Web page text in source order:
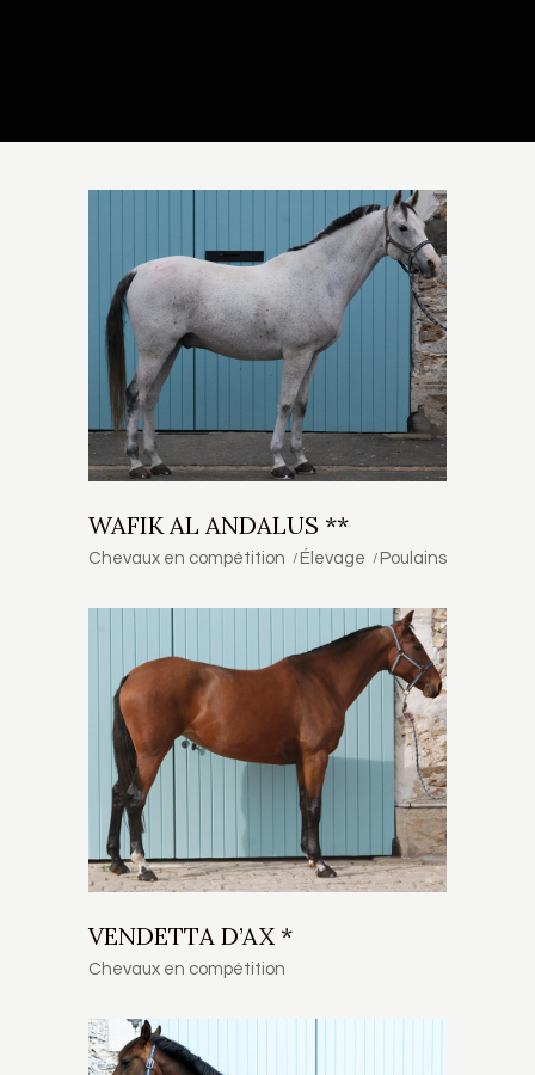
WAFIK AL ANDALUS **
Chevaux en compétition Élevage Poulains
VENDETTA D’AX *
Chevaux en compétition